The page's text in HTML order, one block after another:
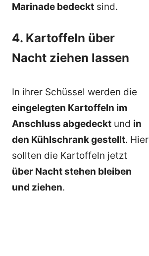
Marinade bedeckt sind.
4. Kartoffeln über
Nacht ziehen lassen
In ihrer Schüssel werden die
eingelegten Kartoffeln im
Anschluss abgedeckt und in
den Kühlschrank gestellt. Hier
sollten die Kartoffeln jetzt
über Nacht stehen bleiben
und ziehen.